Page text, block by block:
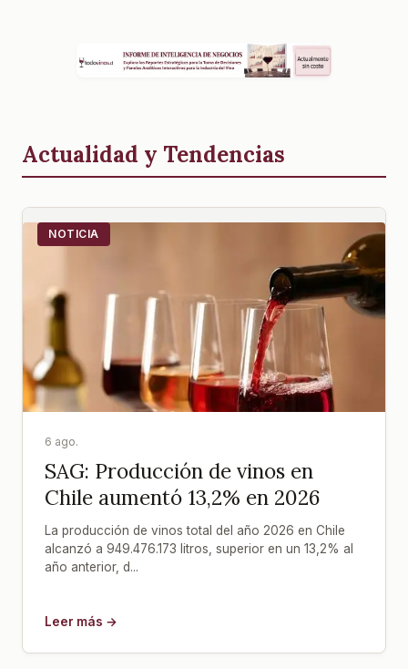
Actualidad y Tendencias
NOTICIA
6 ago.
SAG: Producción de vinos en
Chile aumentó 13,2% en 2026
La producción de vinos total del año 2026 en Chile
alcanzó a 949.476.173 litros, superior en un 13,2% al
año anterior, d...
Leer más →